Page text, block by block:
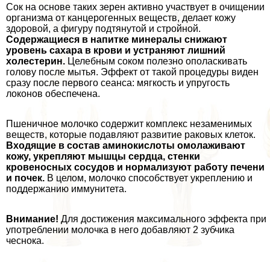
Сок на основе таких зерен активно участвует в очищении
организма от канцерогенных веществ, делает кожу
здоровой, а фигуру подтянутой и стройной.
Содержащиеся в напитке минералы снижают
уровень сахара в крови и устраняют лишний
холестерин. Целебным соком полезно ополаскивать
голову после мытья. Эффект от такой процедуры виден
сразу после первого сеанса: мягкость и упругость
локонов обеспечена.
Пшеничное молочко содержит комплекс незаменимых
веществ, которые подавляют развитие paковых клеток.
Входящие в состав аминокислоты омолаживают
кожу, укрепляют мышцы сердца, стенки
кровеносных сосудов и нормализуют работу печени
и почек. В целом, молочко способствует укреплению и
поддержанию иммунитета.
Внимание! Для достижения максимального эффекта при
употрeблении молочка в него добавляют 2 зубчика
чеснока.